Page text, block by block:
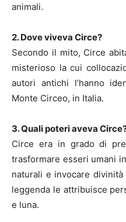
animali.
2. Dove viveva Circe?
Secondo il mito, Circe
misterioso la cui
autori antichi l’hanno
Monte Circeo, in Italia.
3. Quali poteri aveva
Circe era in grado di
trasformare esseri umani
naturali e invocare
leggenda le attribuisce
e luna.